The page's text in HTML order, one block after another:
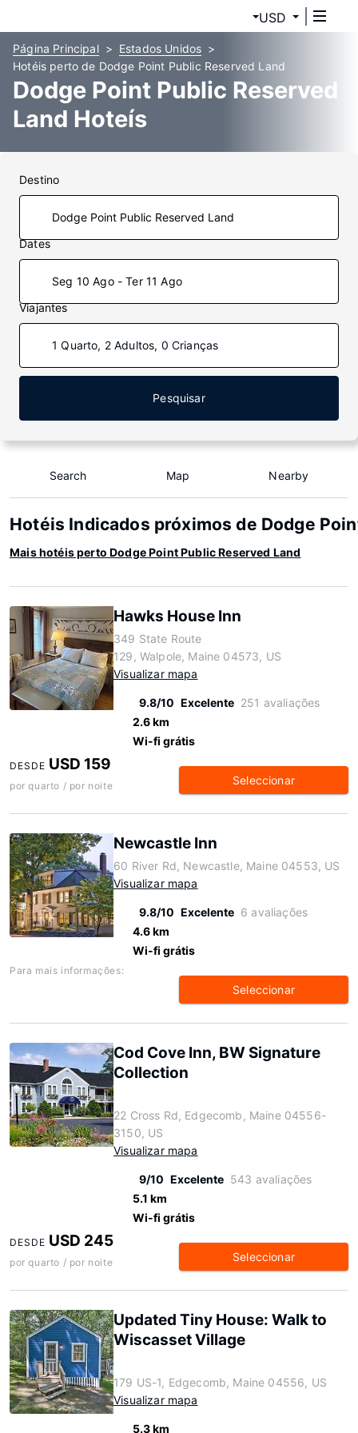
USD
Página Principal
Estados Unidos
Hotéis perto de Dodge Point Public Reserved Land
Dodge Point Public Reserved
Land Hoteís
Destino
Dates
Seg 10 Ago - Ter 11 Ago
Viajantes
1 Quarto, 2 Adultos, 0 Crianças
Pesquisar
Search Map Nearby
Hotéis Indicados próximos de Dodge
Mais hotéis perto Dodge Point Public Reserved Land
Hawks House Inn
349 State Route
129, Walpole, Maine 04573, US
Visualizar mapa
9.8/10 Excelente 251 avaliações
2.6 km
Wi-fi grátis
DESDE USD 159
por quarto / por noite Seleccionar
Newcastle Inn
60 River Rd, Newcastle, Maine 04553, US
Visualizar mapa
9.8/10 Excelente 6 avaliações
4.6 km
Wi-fi grátis
Para mais informações:
Seleccionar
Cod Cove Inn, BW Signature
Collection
22 Cross Rd, Edgecomb, Maine 04556-
3150, US
Visualizar mapa
9/10 Excelente 543 avaliações
5.1 km
Wi-fi grátis
DESDE USD 245
por quarto / por noite Seleccionar
Updated Tiny House: Walk to
Wiscasset Village
179 US-1, Edgecomb, Maine 04556, US
Visualizar mapa
5.3 km